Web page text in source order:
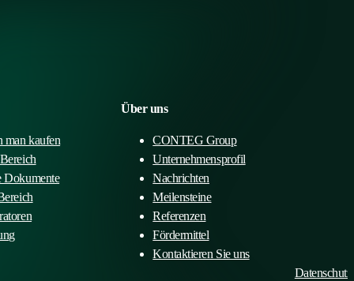
man kaufen
Dokumente
Über uns
CONTEG Group
Unternehmensprofil
Nachrichten
Meilensteine
Referenzen
Fördermittel
Kontaktieren Sie uns
Datenschutz